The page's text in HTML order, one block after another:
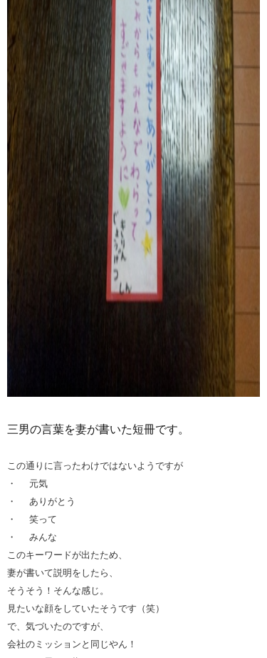
三男の言葉を妻が書いた短冊です。
この通りに言ったわけではないようですが
・
元気
・
ありがとう
・
笑って
・
みんな
このキーワードが出たため、
妻が書いて説明をしたら、
そうそう！そんな感じ。
見たいな顔をしていたそうです（笑）
で、気づいたのですが、
会社のミッションと同じやん！